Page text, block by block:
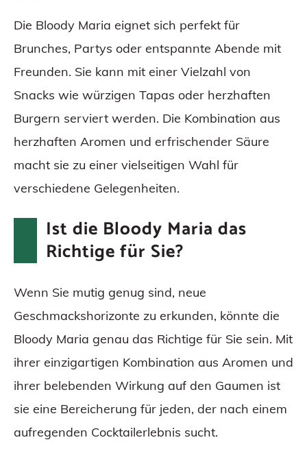
Die Bloody Maria eignet sich perfekt für
Brunches, Partys oder entspannte Abende mit
Freunden. Sie kann mit einer Vielzahl von
Snacks wie würzigen Tapas oder herzhaften
Burgern serviert werden. Die Kombination aus
herzhaften Aromen und erfrischender Säure
macht sie zu einer vielseitigen Wahl für
verschiedene Gelegenheiten.
Ist die Bloody Maria das
Richtige für Sie?
Wenn Sie mutig genug sind, neue
Geschmackshorizonte zu erkunden, könnte die
Bloody Maria genau das Richtige für Sie sein. Mit
ihrer einzigartigen Kombination aus Aromen und
ihrer belebenden Wirkung auf den Gaumen ist
sie eine Bereicherung für jeden, der nach einem
aufregenden Cocktailerlebnis sucht.